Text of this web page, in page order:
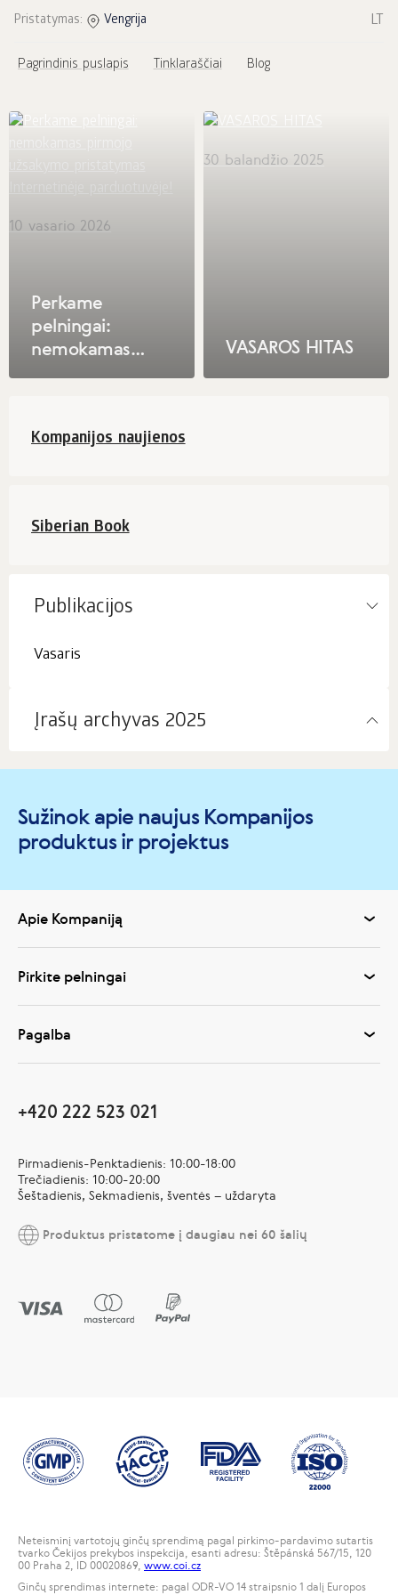
Pristatymas: Vengrija LT
Pagrindinis puslapis Tinklaraščiai Blog
Perkame
pelningai:
nemokamas
Internetinėje
10 vasario 2026
VASAROS HITAS
30 balandžio 2025
Kompanijos naujienos
Siberian Book
Publikacijos
Vasaris
Įrašų archyvas 2025
Sužinok apie naujus Kompanijos
produktus ir projektus
Apie Kompaniją
Pirkite pelningai
Pagalba
+420 222 523 021
Pirmadienis-Penktadienis: 10:00-18:00
Trečiadienis: 10:00-20:00
Šeštadienis, Sekmadienis, šventės – uždaryta
Produktus pristatome į daugiau nei 60 šalių
Neteisminį vartotojų ginčų sprendimą pagal pirkimo-pardavimo sutartis
tvarko Čekijos prekybos inspekcija, esanti adresu: Štěpánská 567/15, 120
00 Praha 2, ID 00020869, www.coi.cz
Ginčų sprendimas internete: pagal ODR-VO 14 straipsnio 1 dalį Europos